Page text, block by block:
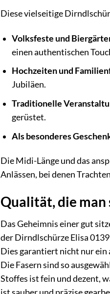
Diese vielseitige
Volksfeste und
einen authentischen
Hochzeiten und
Jubiläen.
Traditionelle
gerüstet.
Als besonderes
Die Midi-Länge und das
Anlässen, bei denen
Qualität, die
Das Geheimnis einer gut
der Dirndlschürze Elisa
Dies garantiert nicht nur ein
Die Fasern sind so
Stoffes ist fein und dezent,